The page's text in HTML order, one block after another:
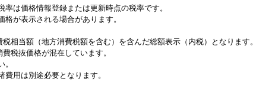
は価格情報登録または更新時点の税率です。
が表示される場合があります。
相当額（地方消費税額を含む）を含んだ総額表示（内税）となります。
税抜価格が混在しています。
用は別途必要となります。